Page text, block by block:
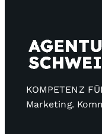
KOMPETENZ
Marketing.